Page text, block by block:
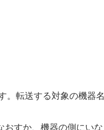
。転送する対象の機器名
おすか、機器の側にいな